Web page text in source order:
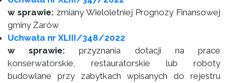
w sprawie: zmiany Wieloletniej Prognozy Finansowej
gminy Żarów
Uchwała nr XLIII/348/2022
w sprawie: przyznania dotacji na prace
konserwatorskie, restauratorskie lub roboty
budowlane przy zabytkach wpisanych do rejestru